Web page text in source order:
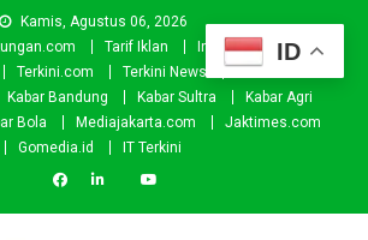
Kamis, Agustus 06, 2026
Tarif Iklan Investor
Donasi
Terkini.com Terkini News
Kabar.id
Kabar Bandung Kabar Sultra
Kabar Agri
Bola Mediajakarta.com
Jaktimes.com
Gomedia.id
IT Terkini
ID